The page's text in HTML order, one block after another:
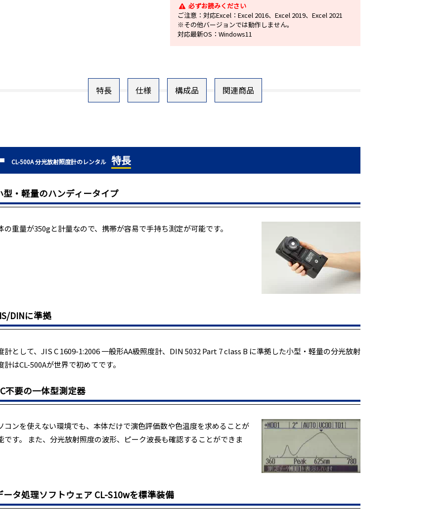
必ずお読みください
ご注意：対応Excel：Excel 2016、Excel 2019、Excel 2021
※その他バージョンでは動作しません。
対応最新OS：Windows11
特長 仕様 構成品 関連商品
CL-500A 分光放射照度計のレンタル 特長
型・軽量のハンディータイプ
の重量が350gと計量なので、携帯が容易で手持ち測定が可能です。
DINに準拠
計として、JIS C 1609-1:2006 一般形AA級照度計、DIN 5032 Part 7 class B に準拠した小型・軽量の分光放射
計はCL-500Aが世界で初めてです。
不要の一体型測定器
コンを使えない環境でも、本体だけで演色評価数や色温度を求めることが
です。 また、分光放射照度の波形、ピーク波長も確認することができま
ータ処理ソフトウェア CL-S10wを標準装備